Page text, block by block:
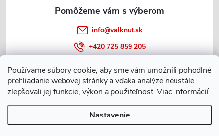
Používame súbory cookie, aby sme vám umožnili pohodlné
prehliadanie webovej stránky a vďaka analýze neustále
zlepšovali jej funkcie, výkon a použiteľnosť. Viac informácií
Nastavenie
Informácie o nákupe
info@valknut.sk
+420 725 859 205
Copyright 2026Valknut.sk. Všetky práva vyhradené.Upraviť nastavenie